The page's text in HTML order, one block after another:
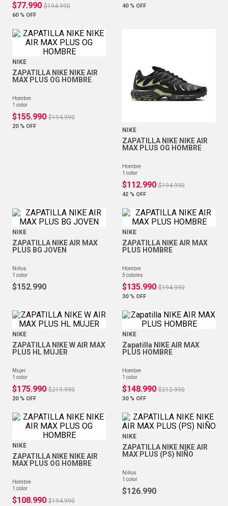
$77.990 $194.990
60 % OFF
40 % OFF
NIKE
ZAPATILLA NIKE NIKE AIR
MAX PLUS OG HOMBRE
hombre
1 color
$155.990 $194.990
20 % OFF
NIKE
ZAPATILLA NIKE NIKE AIR
MAX PLUS OG HOMBRE
hombre
1 color
$112.990 $194.990
42 % OFF
NIKE
ZAPATILLA NIKE AIR MAX
PLUS BG JOVEN
niños
1 color
$152.990
NIKE
ZAPATILLA NIKE AIR MAX
PLUS HOMBRE
hombre
3 colores
$135.990 $194.990
30 % OFF
NIKE
ZAPATILLA NIKE W AIR MAX
PLUS HL MUJER
mujer
1 color
$175.990 $219.990
20 % OFF
NIKE
Zapatilla NIKE AIR MAX
PLUS HOMBRE
hombre
1 color
$148.990 $212.990
30 % OFF
NIKE
ZAPATILLA NIKE NIKE AIR
MAX PLUS OG HOMBRE
hombre
1 color
$108.990 $194.990
NIKE
ZAPATILLA NIKE NIKE AIR
MAX PLUS (PS) NIÑO
niños
1 color
$126.990